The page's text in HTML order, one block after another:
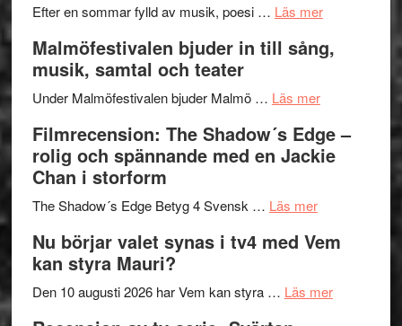
genrens
terräng
på
Efter en sommar fylld av musik, poesi … Läs merom
Endre,
Roland
Pöntinen
Artipelag
Malmöfestivalen bjuder in till sång,
musik, samtal och teater
Under Malmöfestivalen bjuder Malmö … Läs merom
bjuder
in
samtal
teater
Filmrecension: The Shadow´s Edge –
rolig och spännande med en Jackie
Chan i storform
The Shadow´s Edge Betyg 4 Svensk … Läs merom
The
´s
Nu börjar valet synas i tv4 med Vem
kan styra Mauri?
Den 10 augusti 2026 har Vem kan styra … Läs merom